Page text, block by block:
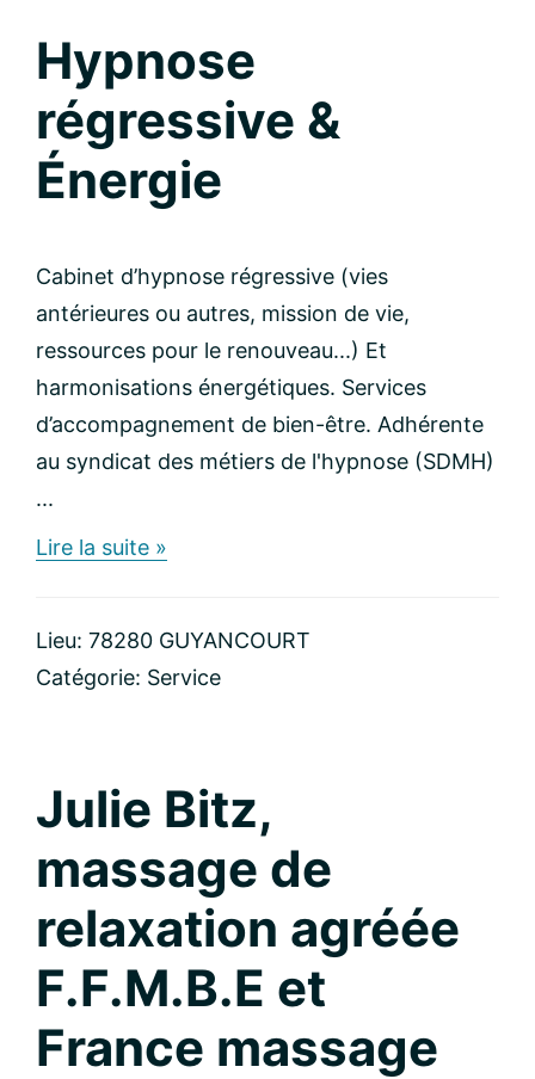
Hypnose
régressive &
Énergie
Cabinet d’hypnose régressive (vies
antérieures ou autres, mission de vie,
ressources pour le renouveau...) Et
harmonisations énergétiques. Services
d’accompagnement de bien-être. Adhérente
au syndicat des métiers de l'hypnose (SDMH)
...
Lire la suite »
Énergie
Lieu: 78280 GUYANCOURT
Catégorie: Service
Julie Bitz,
massage de
relaxation agréée
F.F.M.B.E et
France massage